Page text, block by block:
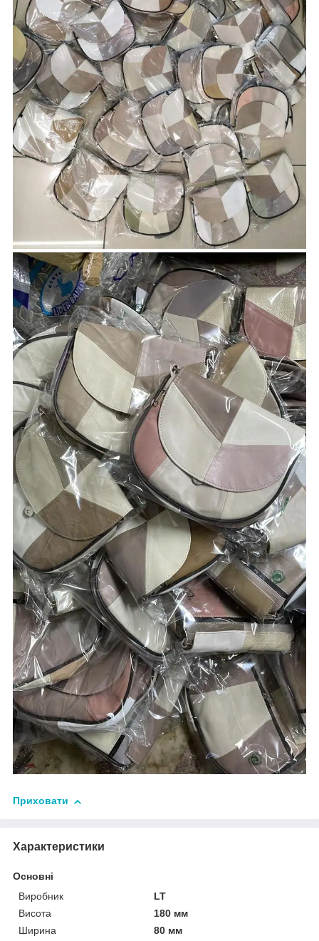
Приховати
Характеристики
Основні
Виробник
LT
Висота
180 мм
Ширина
80 мм